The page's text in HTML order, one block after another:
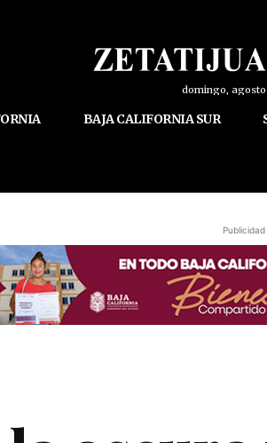
domingo,
BAJA CALIFORNIA SUR
Publicidad